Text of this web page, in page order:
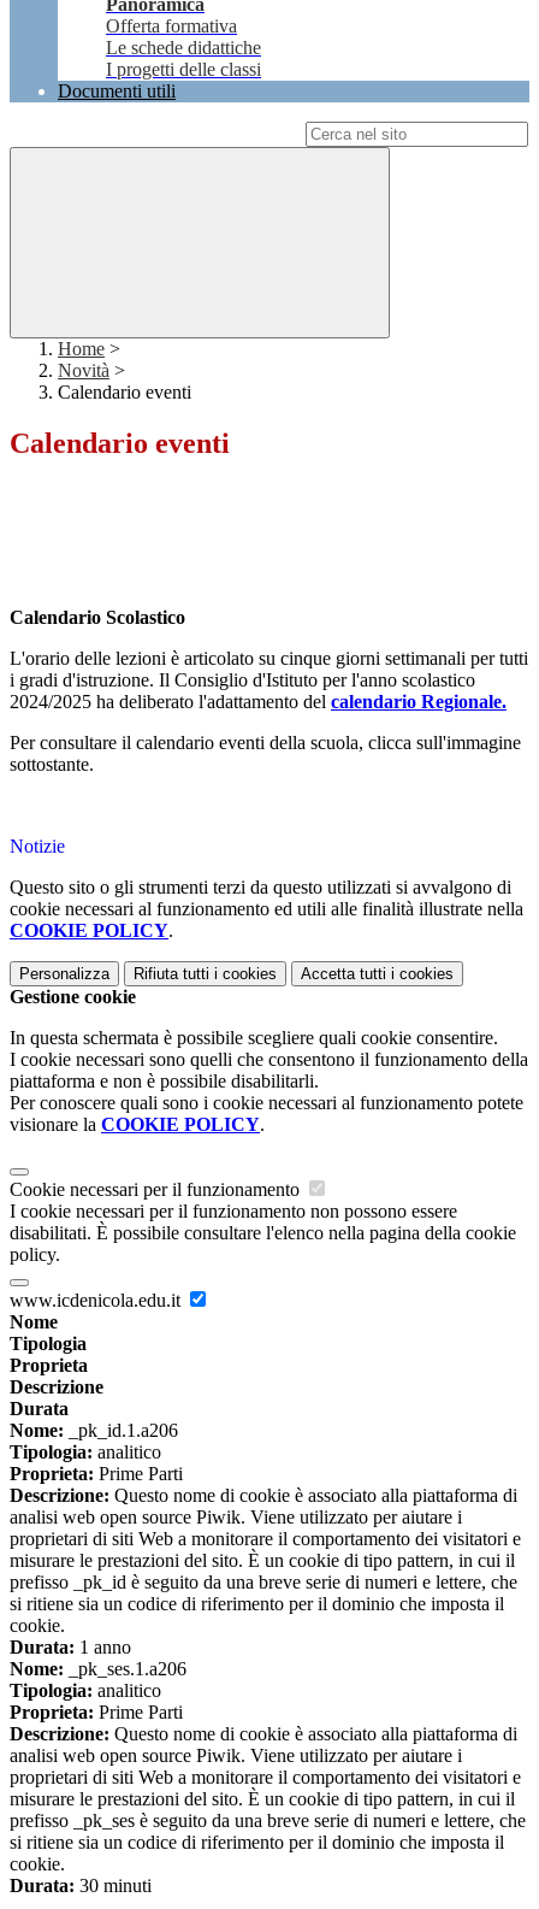
Panoramica
Offerta formativa
Le schede didattiche
I progetti delle classi
Documenti utili
Home >
Novità >
Calendario eventi
Calendario eventi
Calendario Scolastico
L'orario delle lezioni è articolato su cinque giorni settimanali per tutti
i gradi d'istruzione. Il Consiglio d'Istituto per l'anno scolastico
2024/2025 ha deliberato l'adattamento del calendario Regionale.
Per consultare il calendario eventi della scuola, clicca sull'immagine
sottostante.
Notizie
Questo sito o gli strumenti terzi da questo utilizzati si avvalgono di
cookie necessari al funzionamento ed utili alle finalità illustrate nella
COOKIE POLICY.
Personalizza Rifiuta tutti i cookies Accetta tutti i cookies
Gestione cookie
In questa schermata è possibile scegliere quali cookie consentire.
I cookie necessari sono quelli che consentono il funzionamento della
piattaforma e non è possibile disabilitarli.
Per conoscere quali sono i cookie necessari al funzionamento potete
visionare la COOKIE POLICY.
Cookie necessari per il funzionamento
I cookie necessari per il funzionamento non possono essere
disabilitati. È possibile consultare l'elenco nella pagina della cookie
policy.
www.icdenicola.edu.it
Nome
Tipologia
Proprieta
Descrizione
Durata
Nome: _pk_id.1.a206
Tipologia: analitico
Proprieta: Prime Parti
Descrizione: Questo nome di cookie è associato alla piattaforma di
analisi web open source Piwik. Viene utilizzato per aiutare i
proprietari di siti Web a monitorare il comportamento dei visitatori e
misurare le prestazioni del sito. È un cookie di tipo pattern, in cui il
prefisso _pk_id è seguito da una breve serie di numeri e lettere, che
si ritiene sia un codice di riferimento per il dominio che imposta il
cookie.
Durata: 1 anno
Nome: _pk_ses.1.a206
Tipologia: analitico
Proprieta: Prime Parti
Descrizione: Questo nome di cookie è associato alla piattaforma di
analisi web open source Piwik. Viene utilizzato per aiutare i
proprietari di siti Web a monitorare il comportamento dei visitatori e
misurare le prestazioni del sito. È un cookie di tipo pattern, in cui il
prefisso _pk_ses è seguito da una breve serie di numeri e lettere, che
si ritiene sia un codice di riferimento per il dominio che imposta il
cookie.
Durata: 30 minuti